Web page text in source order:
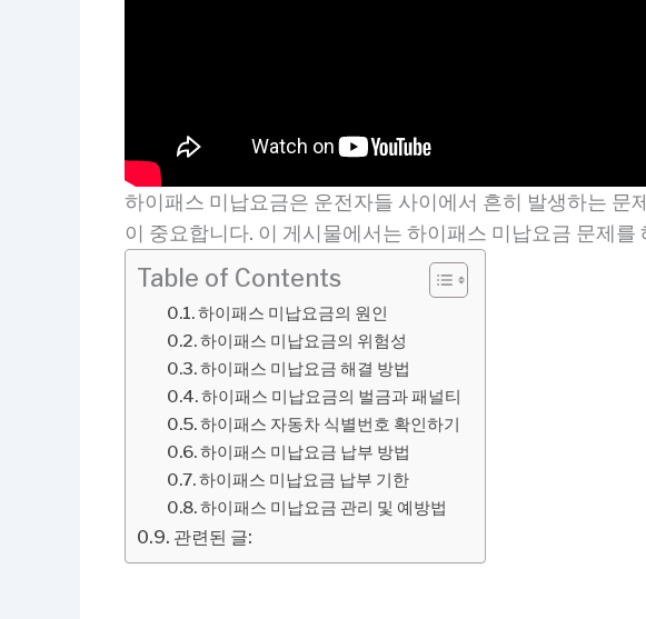
하이패스 미납요금은 운전자들 사이에서 흔히 발생하는 문
이 중요합니다. 이 게시물에서는 하이패스 미납요금 문제
Table of Contents
하이패스 미납요금의 원인
하이패스 미납요금의 위험성
하이패스 미납요금 해결 방법
하이패스 미납요금의 벌금과 패널티
하이패스 자동차 식별번호 확인하기
하이패스 미납요금 납부 방법
하이패스 미납요금 납부 기한
하이패스 미납요금 관리 및 예방법
관련된 글: